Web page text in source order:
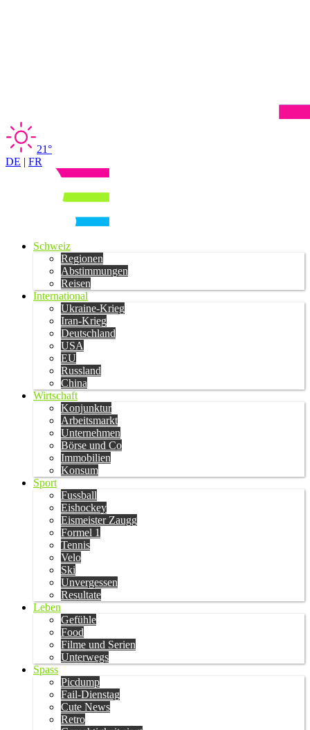
21°
DE | FR
Schweiz
Regionen
Abstimmungen
Reisen
International
Ukraine-Krieg
Iran-Krieg
Deutschland
USA
EU
Russland
China
Wirtschaft
Konjunktur
Arbeitsmarkt
Unternehmen
Börse und Co
Immobilien
Konsum
Sport
Fussball
Eishockey
Eismeister Zaugg
Formel 1
Tennis
Velo
Ski
Unvergessen
Resultate
Leben
Gefühle
Food
Filme und Serien
Unterwegs
Spass
Picdump
Fail-Dienstag
Cute News
Retro